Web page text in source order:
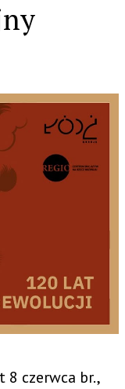
8 czerwca br.,